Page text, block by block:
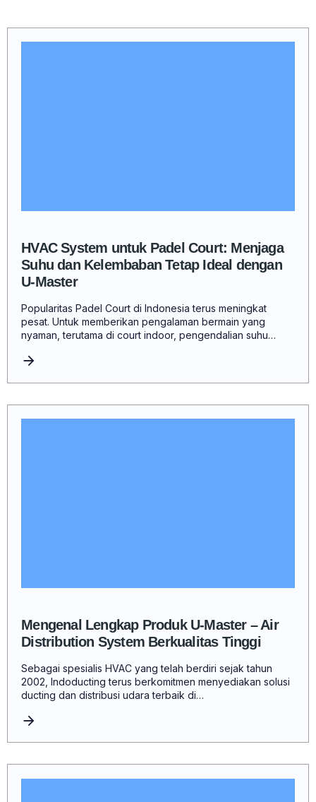
HVAC System untuk Padel Court: Menjaga
Suhu dan Kelembaban Tetap Ideal dengan
U-Master
Popularitas Padel Court di Indonesia terus meningkat
pesat. Untuk memberikan pengalaman bermain yang
nyaman, terutama di court indoor, pengendalian suhu…
Mengenal Lengkap Produk U-Master – Air
Distribution System Berkualitas Tinggi
Sebagai spesialis HVAC yang telah berdiri sejak tahun
2002, Indoducting terus berkomitmen menyediakan solusi
ducting dan distribusi udara terbaik di…